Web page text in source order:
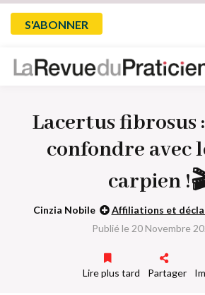
Skip
navigation
Menu
du
de
l'utilisateur
S'ABONNER
Lacertus fibrosus
confondre avec
carpien
Cinzia Nobile
Affiliations et
Publié le 20 Novembre
Lire plus tard Partager